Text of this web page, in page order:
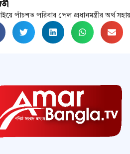
পাঁচশত পরিবার পেল প্রধানমন্ত্রীর অর্থ